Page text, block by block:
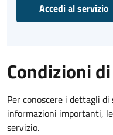
Accedi al servizio
Condizioni
Per conoscere i dettagli
informazioni importanti,
servizio.